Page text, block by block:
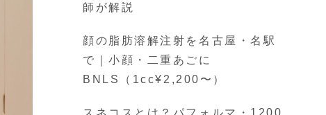
師が解説
顔の脂肪溶解注射を名古屋・名駅
で｜小顔・二重あごに
BNLS（1cc¥2,200〜）